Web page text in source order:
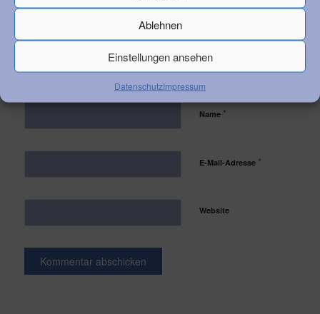
Ablehnen
Einstellungen ansehen
DatenschutzImpressum
Name *
E-Mail-Adresse *
Website